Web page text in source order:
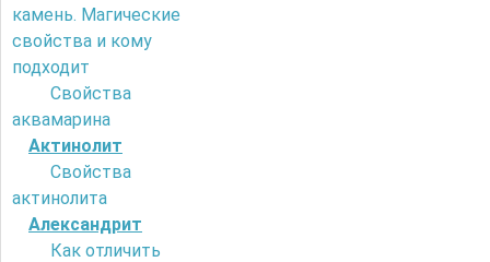
камень. Магические
свойства и кому
подходит
Свойства
аквамарина
Актинолит
Свойства
актинолита
Александрит
Как отличить